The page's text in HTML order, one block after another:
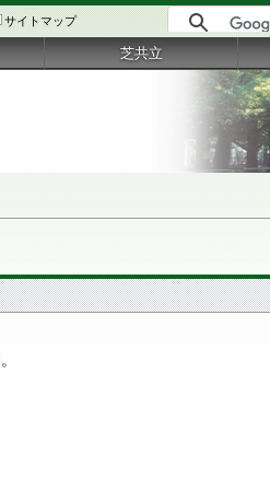
サイトマップ
芝共立